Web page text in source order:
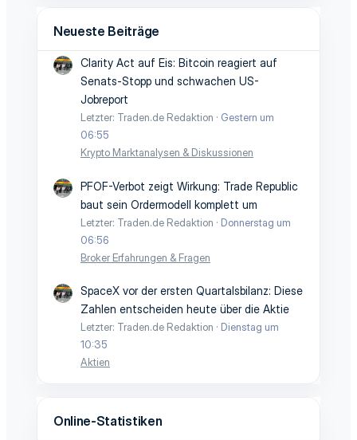
Neueste Beiträge
Clarity Act auf Eis: Bitcoin reagiert auf
Senats-Stopp und schwachen US-
Jobreport
Letzter: Traden.de Redaktion
Gestern um
06:55
Krypto Marktanalysen & Diskussionen
PFOF-Verbot zeigt Wirkung: Trade Republic
baut sein Ordermodell komplett um
Letzter: Traden.de Redaktion
Donnerstag um
06:56
Broker Erfahrungen & Fragen
SpaceX vor der ersten Quartalsbilanz: Diese
Zahlen entscheiden heute über die Aktie
Letzter: Traden.de Redaktion
Dienstag um
10:35
Aktien
Online-Statistiken